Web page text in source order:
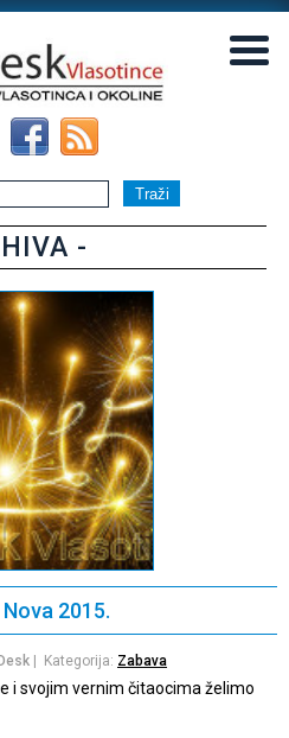
-
2015.
| Kategorija: Zabava
i svojim vernim čitaocima želimo